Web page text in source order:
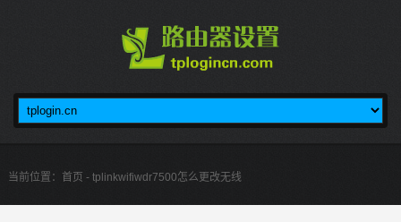
当前位置： 首页 - tplinkwifiwdr7500怎么更改无线